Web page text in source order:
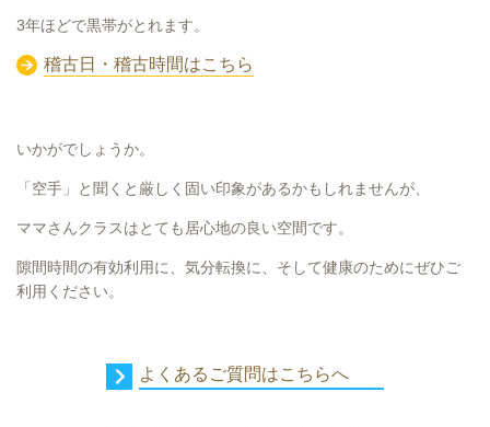
3年ほどで黒帯がとれます。
稽古日・稽古時間はこちら
いかがでしょうか。
「空手」と聞くと厳しく固い印象があるかもしれませんが、
ママさんクラスはとても居心地の良い空間です。
隙間時間の有効利用に、気分転換に、そして健康のためにぜひご
利用ください。
よくあるご質問はこちらへ